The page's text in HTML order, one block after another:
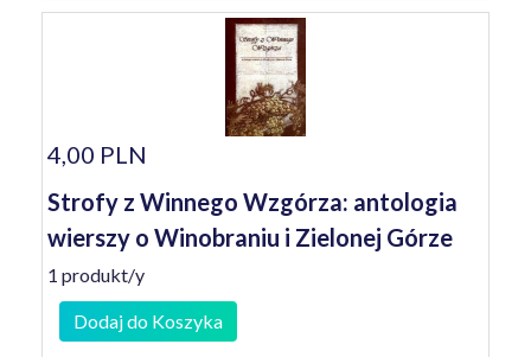
4,00 PLN
Strofy z Winnego Wzgórza: antologia
wierszy o Winobraniu i Zielonej Górze
1 produkt/y
Dodaj do Koszyka